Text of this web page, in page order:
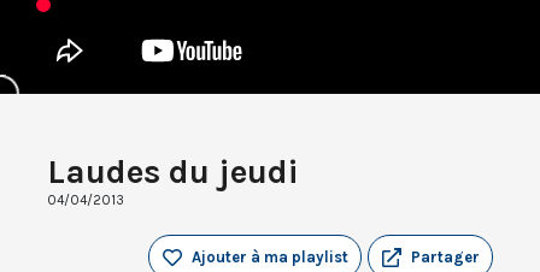
Laudes du jeudi
04/04/2013
Partager
Ajouter à ma playlist